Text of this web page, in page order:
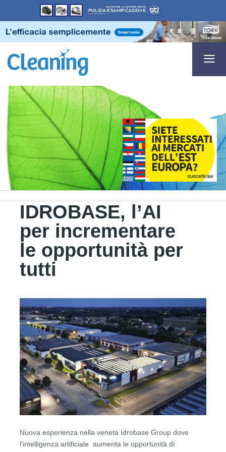
IDROBASE, l’AI
per incrementare
le opportunità per
tutti
Nuova esperienza nella veneta Idrobase Group dove
l’intelligenza artificiale aumenta le opportunità di